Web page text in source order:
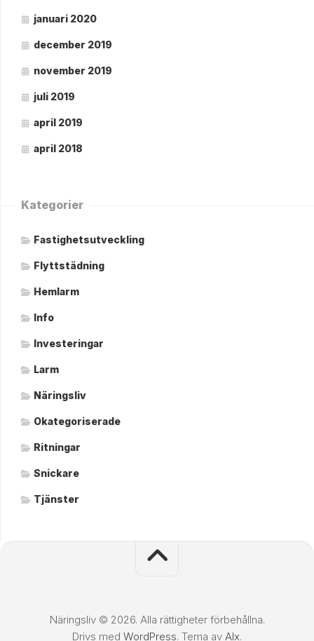
januari 2020
december 2019
november 2019
juli 2019
april 2019
april 2018
Kategorier
Fastighetsutveckling
Flyttstädning
Hemlarm
Info
Investeringar
Larm
Näringsliv
Okategoriserade
Ritningar
Snickare
Tjänster
Näringsliv © 2026. Alla rättigheter förbehållna.
Drivs med WordPress. Tema av Alx.